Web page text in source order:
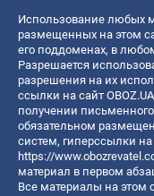
Использование любых
размещенных на этом
его поддоменах, в
Разрешается
разрешения на их
ссылки на сайт
получении
обязательном
систем, гиперссылки
https://
материал в первом
Все материалы на этом